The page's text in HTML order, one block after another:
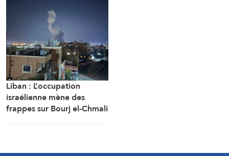
Liban : L’occupation
israélienne mène des
frappes sur Bourj el-Chmali